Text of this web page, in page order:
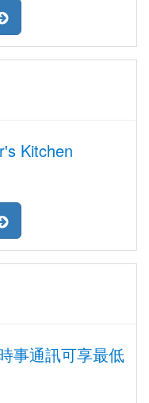
Kitchen
事通訊可享最低